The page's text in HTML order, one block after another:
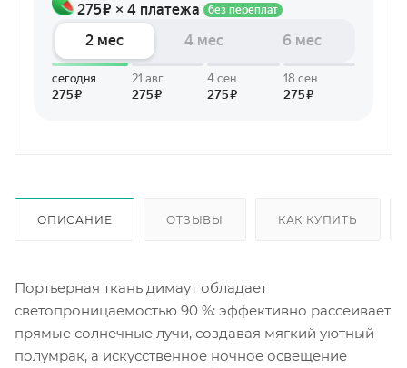
ОПИСАНИЕ ОТЗЫВЫ КАК КУПИТЬ
Портьерная ткань димаут обладает
светопроницаемостью 90 %: эффективно рассеивает
прямые солнечные лучи, создавая мягкий уютный
полумрак, а искусственное ночное освещение